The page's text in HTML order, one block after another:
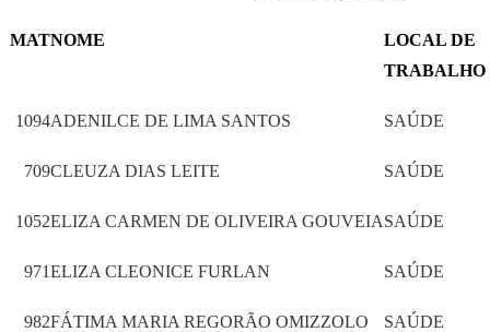
MATNOME
LOCAL DE
TRABALHO
1094ADENILCE DE LIMA SANTOS SAÚDE
709CLEUZA DIAS LEITE SAÚDE
1052ELIZA CARMEN DE OLIVEIRA GOUVEIASAÚDE
971ELIZA CLEONICE FURLAN SAÚDE
982FÁTIMA MARIA REGORÃO OMIZZOLO SAÚDE